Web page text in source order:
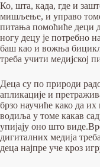
Ко, шта, када, где и
мишљење, и управо томе
питања помоћиће деци
ногу децу је потребно
баш као и вожња
треба учити медијској
Деца су по природи
апликације и
брзо научиће како да
водиља у томе какав
упијају оно што
дигиталних медија
деца најпре уче кроз